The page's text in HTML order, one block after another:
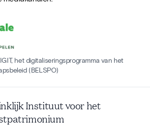
het digitaliseringsprogramma van het
(BELSPO)
Instituut voor het